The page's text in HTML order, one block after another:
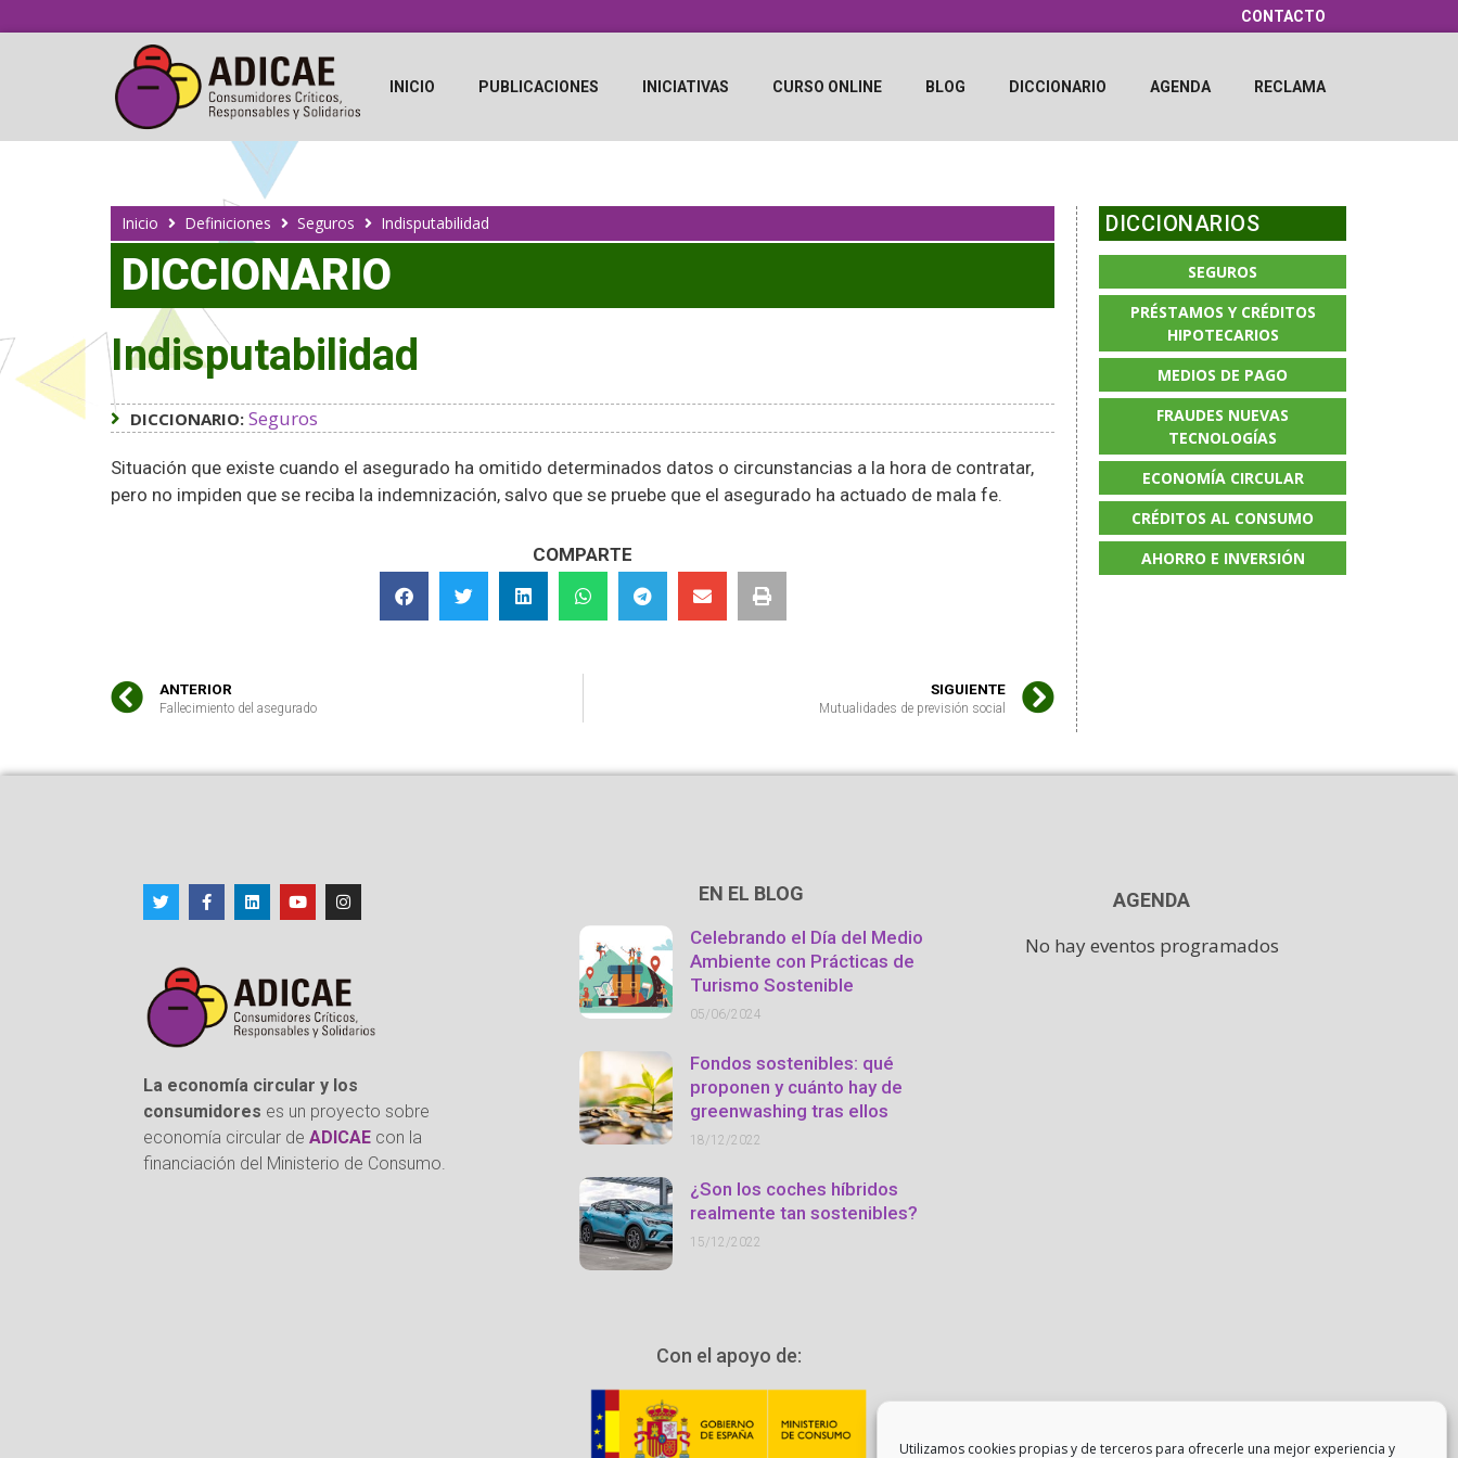
Utilizamos cookies propias y de terceros para ofrecerle una mejor experiencia y
CONTACTO
INICIO PUBLICACIONES INICIATIVAS CURSO ONLINE BLOG DICCIONARIO AGENDA RECLAMA
Inicio Definiciones Seguros Indisputabilidad
DICCIONARIO
Indisputabilidad
DICCIONARIO: Seguros
Situación que existe cuando el asegurado ha omitido determinados datos o circunstancias a la hora de contratar,
pero no impiden que se reciba la indemnización, salvo que se pruebe que el asegurado ha actuado de mala fe.
COMPARTE
ANTERIOR
Fallecimiento del asegurado
SIGUIENTE
Mutualidades de previsión social
DICCIONARIOS
SEGUROS
PRÉSTAMOS Y CRÉDITOS
HIPOTECARIOS
MEDIOS DE PAGO
FRAUDES NUEVAS
TECNOLOGÍAS
ECONOMÍA CIRCULAR
CRÉDITOS AL CONSUMO
AHORRO E INVERSIÓN
La economía circular y los
consumidores es un proyecto sobre
economía circular de ADICAE con la
financiación del Ministerio de Consumo.
EN EL BLOG
Celebrando el Día del Medio
Ambiente con Prácticas de
Turismo Sostenible
05/06/2024
Fondos sostenibles: qué
proponen y cuánto hay de
greenwashing tras ellos
18/12/2022
¿Son los coches híbridos
realmente tan sostenibles?
15/12/2022
AGENDA
No hay eventos programados
Con el apoyo de: